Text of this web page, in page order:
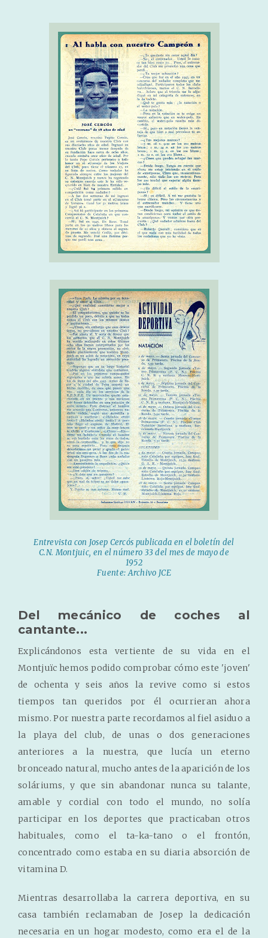
Entrevista con Josep Cercós publicada en el boletín del
C.N. Montjuic, en el número 33 del mes de mayo de
1952
Fuente: Archivo JCE
Del mecánico de coches al
cantante...
Explicándonos esta vertiente de su vida en el
Montjuïc hemos podido comprobar cómo este 'joven'
de ochenta y seis años la revive como si estos
tiempos tan queridos por él ocurrieran ahora
mismo. Por nuestra parte recordamos al fiel asiduo a
la playa del club, de unas o dos generaciones
anteriores a la nuestra, que lucía un eterno
bronceado natural, mucho antes de la aparición de los
soláriums, y que sin abandonar nunca su talante,
amable y cordial con todo el mundo, no solía
participar en los deportes que practicaban otros
habituales, como el ta-ka-tano o el frontón,
concentrado como estaba en su diaria absorción de
vitamina D.
Mientras desarrollaba la carrera deportiva, en su
casa también reclamaban de Josep la dedicación
necesaria en un hogar modesto, como era el de la